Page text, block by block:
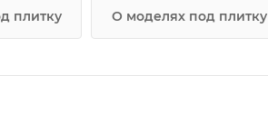
плитку О моделях под плитку